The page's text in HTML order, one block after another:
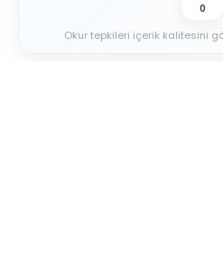
0
Okur tepkileri içerik kalitesini